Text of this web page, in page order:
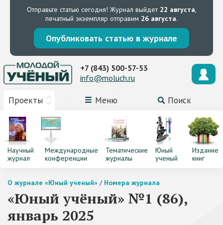
Отправьте статью сегодня! Журнал выйдет 22 августа,
печатный экземпляр отправим 26 августа.
Опубликовать статью в журнале
Проекты Меню Поиск
+7 (843) 500-57-53
info@moluch.ru
Научный
журнал
Международные
конференции
Тематические
журналы
Юный
ученый
Издание
книг
О журнале «Юный ученый» / Номера журнала
«Юный учёный» №1 (86),
январь 2025